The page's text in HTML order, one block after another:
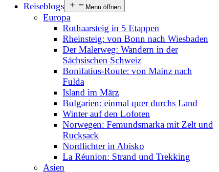
Reiseblogs
Menü öffnen
Europa
Rothaarsteig in 5 Etappen
Rheinsteig: von Bonn nach Wiesbaden
Der Malerweg: Wandern in der
Sächsischen Schweiz
Bonifatius-Route: von Mainz nach
Fulda
Island im März
Bulgarien: einmal quer durchs Land
Winter auf den Lofoten
Norwegen: Femundsmarka mit Zelt und
Rucksack
Nordlichter in Abisko
La Réunion: Strand und Trekking
Asien